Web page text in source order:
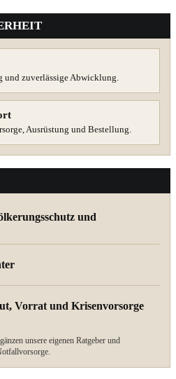
und zuverlässige Abwicklung.
Ausrüstung und Bestellung.
und
Vorrat und Krisenvorsorge
unsere eigenen Ratgeber und